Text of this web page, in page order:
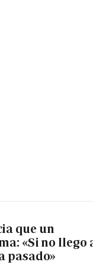
que un
«Si no llego
pasado»